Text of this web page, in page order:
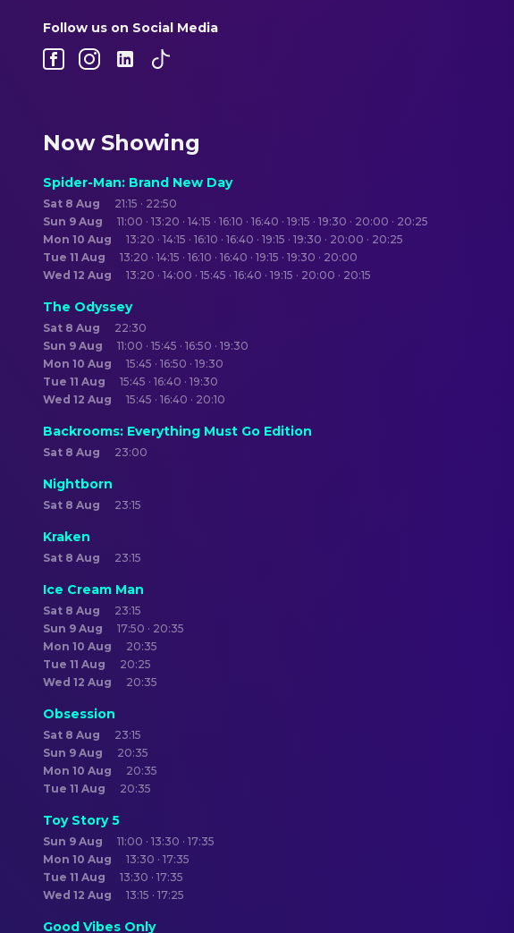
Follow us on Social Media
Now Showing
Spider-Man: Brand New Day
Sat 8 Aug
21:15 · 22:50
Sun 9 Aug
11:00 · 13:20 · 14:15 · 16:10 · 16:40 · 19:15 · 19:30 · 20:00 · 20:25
Mon 10 Aug
13:20 · 14:15 · 16:10 · 16:40 · 19:15 · 19:30 · 20:00 · 20:25
Tue 11 Aug
13:20 · 14:15 · 16:10 · 16:40 · 19:15 · 19:30 · 20:00
Wed 12 Aug
13:20 · 14:00 · 15:45 · 16:40 · 19:15 · 20:00 · 20:15
The Odyssey
Sat 8 Aug
22:30
Sun 9 Aug
11:00 · 15:45 · 16:50 · 19:30
Mon 10 Aug
15:45 · 16:50 · 19:30
Tue 11 Aug
15:45 · 16:40 · 19:30
Wed 12 Aug
15:45 · 16:40 · 20:10
Backrooms: Everything Must Go Edition
Sat 8 Aug 23:00
Nightborn
Sat 8 Aug 23:15
Kraken
Sat 8 Aug 23:15
Ice Cream Man
Sat 8 Aug
23:15
Sun 9 Aug
17:50 · 20:35
Mon 10 Aug
20:35
Tue 11 Aug
20:25
Wed 12 Aug
20:35
Obsession
Sat 8 Aug
23:15
Sun 9 Aug
20:35
Mon 10 Aug
20:35
Tue 11 Aug
20:35
Toy Story 5
Sun 9 Aug
11:00 · 13:30 · 17:35
Mon 10 Aug
13:30 · 17:35
Tue 11 Aug
13:30 · 17:35
Wed 12 Aug
13:15 · 17:25
Good Vibes Only